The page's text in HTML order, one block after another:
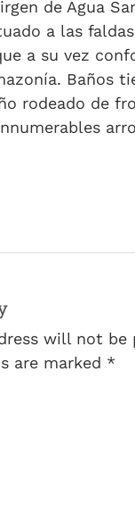
de Agua
a las
a su vez
Baños
rodeado de
will not be
are marked *